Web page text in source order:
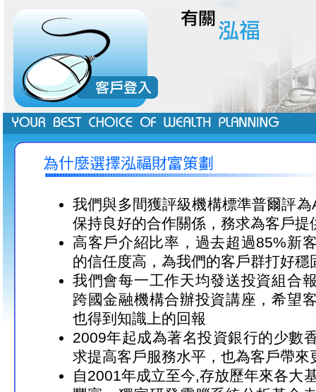
我們與多間獲評級機構標準普爾評
保持良好的合作關係，務求為客戶提
高客戶介紹比率，過去超過85%新
的信任度高，為我們的客戶群打好穩
我們會每一工作天均發送投資組合
跨國金融機構合辦投資講座，希望
也得到知識上的回報
2009年起成為著名投資銀行的少數
求提高客戶服務水平，也為客戶帶來
自2001年成立至今,存放歷年來各大